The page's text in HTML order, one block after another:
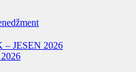
JESEN 2026